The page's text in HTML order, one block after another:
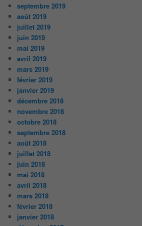
septembre 2019
août 2019
juillet 2019
juin 2019
mai 2019
avril 2019
mars 2019
février 2019
janvier 2019
décembre 2018
novembre 2018
octobre 2018
septembre 2018
août 2018
juillet 2018
juin 2018
mai 2018
avril 2018
mars 2018
février 2018
janvier 2018